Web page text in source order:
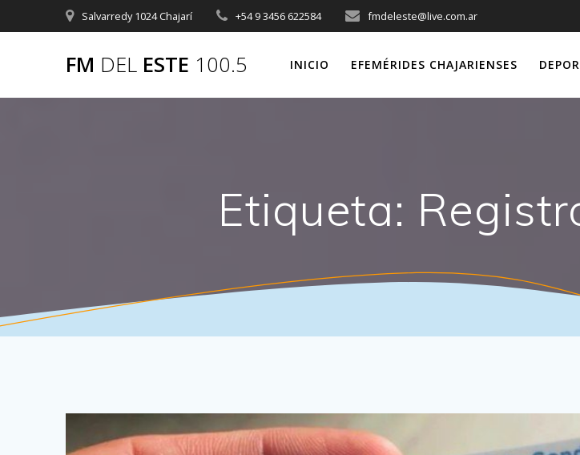
al
Salvarredy 1024 Chajarí +54 9 3456 622584 fmdeleste@live.com.ar
FM DEL ESTE 100.5 INICIO EFEMÉRIDES CHAJARIENSES
Etiqueta: